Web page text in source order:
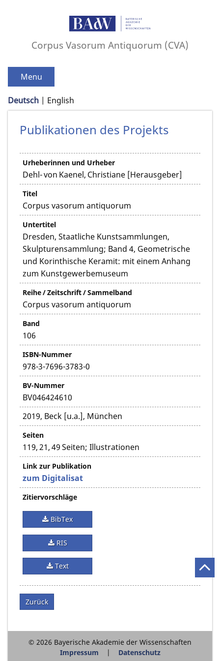
Corpus Vasorum Antiquorum (CVA)
Menu
Deutsch English
Publikationen des Projekts
Urheberinnen und Urheber
Dehl- von Kaenel, Christiane [Herausgeber]
Titel
Corpus vasorum antiquorum
Untertitel
Dresden, Staatliche Kunstsammlungen,
Skulpturensammlung; Band 4, Geometrische
und Korinthische Keramit: mit einem Anhang
zum Kunstgewerbemuseum
Reihe / Zeitschrift / Sammelband
Corpus vasorum antiquorum
Band
106
ISBN-Nummer
978-3-7696-3783-0
BV-Nummer
BV046424610
2019, Beck [u.a.], München
Seiten
119, 21, 49 Seiten; Illustrationen
Link zur Publikation
zum Digitalisat
Zitiervorschläge
BibTex
RIS
Text
Zurück
© 2026 Bayerische Akademie der Wissenschaften
Impressum
Datenschutz